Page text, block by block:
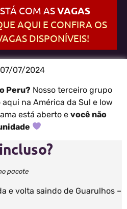
COM ASVAGAS
AQUI E CONFIRA OS
DISPONÍVEIS!
07/2024
Peru? Nosso terceiro grupo
na América da Sul e low
está aberto e você não
pacote
e volta saindo de Guarulhos –